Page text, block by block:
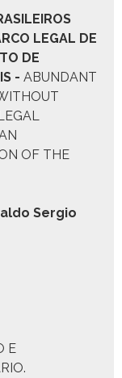
LEGAL DE
DE
- ABUNDANT
OF THE
Ser­gio
E